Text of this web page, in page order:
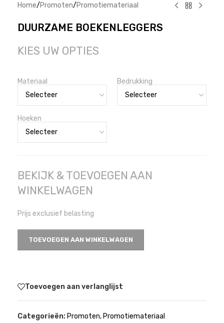
Home/Promoten/Promotiemateriaal
DUURZAME BOEKENLEGGERS
KIES UW OPTIES
Materiaal Bedrukking
Hoeken
BEKIJK & TOEVOEGEN AAN
WINKELWAGEN
Prijs exclusief belasting
TOEVOEGEN AAN WINKELWAGEN
Toevoegen aan verlanglijst
Categorieën: Promoten, Promotiemateriaal